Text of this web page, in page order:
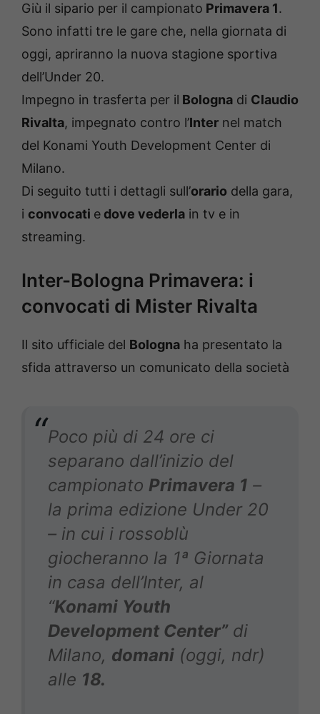
Giù il sipario per il campionato Primavera 1.
Sono infatti tre le gare che, nella giornata di
oggi, apriranno la nuova stagione sportiva
dell’Under 20.
Impegno in trasferta per il Bologna di Claudio
Rivalta, impegnato contro l’Inter nel match
del Konami Youth Development Center di
Milano.
Di seguito tutti i dettagli sull’orario della gara,
i convocati e dove vederla in tv e in
streaming.
Inter-Bologna Primavera: i
convocati di Mister Rivalta
Il sito ufficiale del Bologna ha presentato la
sfida attraverso un comunicato della società
Poco più di 24 ore ci
separano dall’inizio del
campionato Primavera 1 –
la prima edizione Under 20
– in cui i rossoblù
giocheranno la 1ª Giornata
in casa dell’Inter, al
“Konami Youth
Development Center” di
Milano, domani (oggi, ndr)
alle 18.